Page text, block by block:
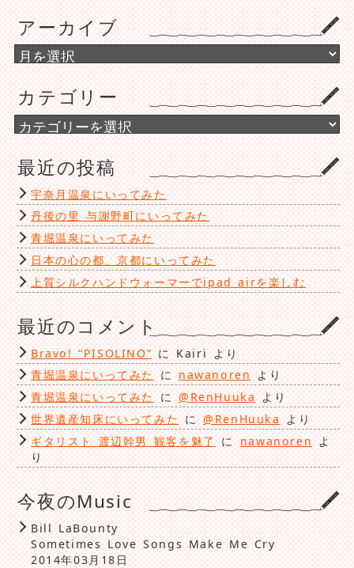
アーカイブ
ア
ー
イ
ブ
カテゴリー
カ
テ
リ
ー
最近の投稿
宇奈月温泉にいってみた
丹後の里 与謝野町にいってみた
青堀温泉にいってみた
日本の心の都、京都にいってみた
上質シルクハンドウォーマーでipad airを楽しむ
最近のコメント
Bravo! “PISOLINO” に Kairi
より
青堀温泉にいってみた
に nawanoren より
青堀温泉にいってみた
に @RenHuuka より
世界遺産知床にいってみた に@RenHuuka より
ギタリスト 渡辺幹男 観客を魅了
に nawanoren よ
り
今夜のMusic
Bill LaBounty
Sometimes Love Songs Make Me Cry
2014年03月18日